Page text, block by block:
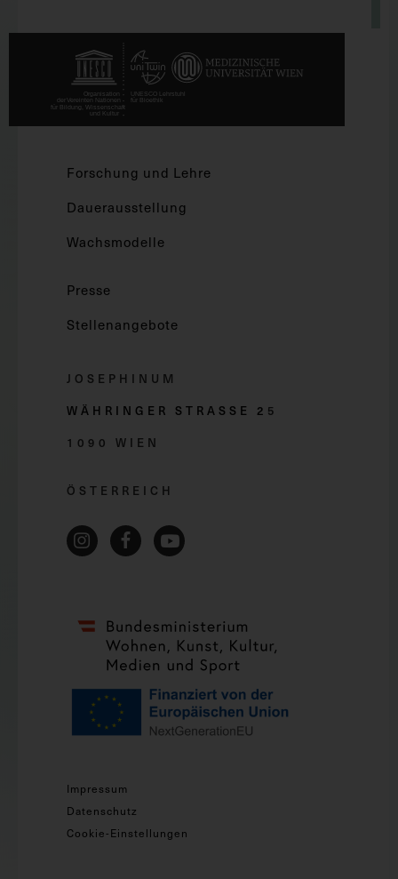
Forschung und Lehre
Dauerausstellung
Wachsmodelle
Presse
Stellenangebote
JOSEPHINUM
WÄHRINGER STRASSE 2 5
1090 WIEN
ÖSTERREICH
Impressum
Datenschutz
Cookie-Einstellungen